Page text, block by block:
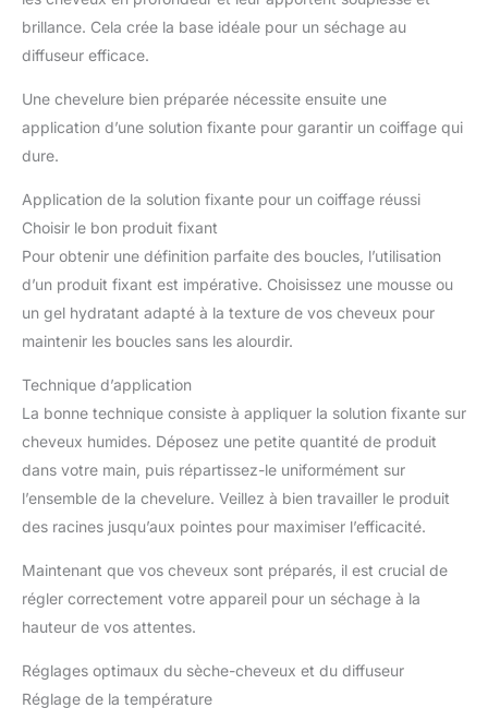
brillance. Cela crée la base idéale pour un séchage au
diffuseur efficace.
Une chevelure bien préparée nécessite ensuite une
application d’une solution fixante pour garantir un coiffage qui
dure.
Application de la solution fixante pour un coiffage réussi
Choisir le bon produit fixant
Pour obtenir une définition parfaite des boucles, l’utilisation
d’un produit fixant est impérative. Choisissez une mousse ou
un gel hydratant adapté à la texture de vos cheveux pour
maintenir les boucles sans les alourdir.
Technique d’application
La bonne technique consiste à appliquer la solution fixante sur
cheveux humides. Déposez une petite quantité de produit
dans votre main, puis répartissez-le uniformément sur
l’ensemble de la chevelure. Veillez à bien travailler le produit
des racines jusqu’aux pointes pour maximiser l’efficacité.
Maintenant que vos cheveux sont préparés, il est crucial de
régler correctement votre appareil pour un séchage à la
hauteur de vos attentes.
Réglages optimaux du sèche-cheveux et du diffuseur
Réglage de la température